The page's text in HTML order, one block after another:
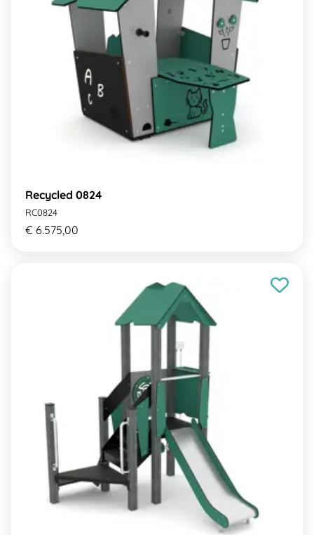
Recycled 0824
RC0824
€ 6.575,00